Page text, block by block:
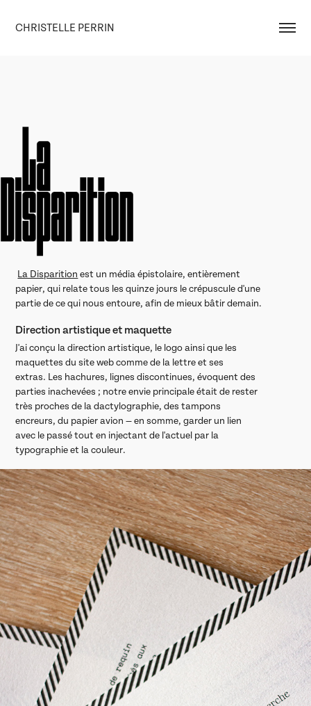
CHRISTELLE PERRIN
La Disparition est un média épistolaire, entièrement
papier, qui relate tous les quinze jours le crépuscule d'une
partie de ce qui nous entoure, afin de mieux bâtir demain.
Direction artistique et maquette
J'ai conçu la direction artistique, le logo ainsi que les
maquettes du site web comme de la lettre et ses
extras. Les hachures, lignes discontinues, évoquent des
parties inachevées ; notre envie principale était de rester
très proches de la dactylographie, des tampons
encreurs, du papier avion — en somme, garder un lien
avec le passé tout en injectant de l'actuel par la
typographie et la couleur.